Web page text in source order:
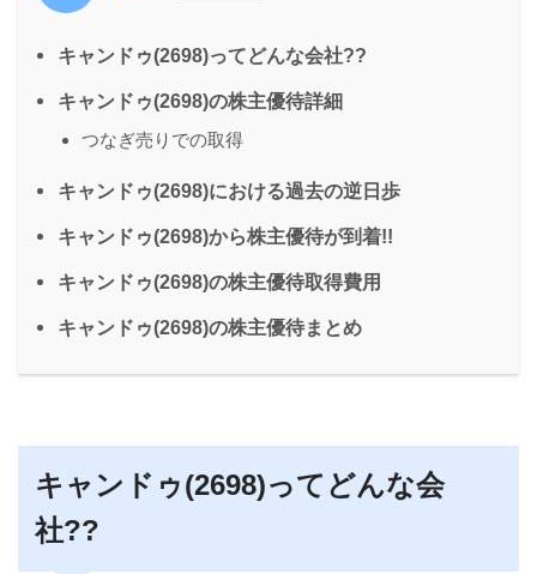
キャンドゥ(2698)ってどんな会社??
キャンドゥ(2698)の株主優待詳細
つなぎ売りでの取得
キャンドゥ(2698)における過去の逆日歩
キャンドゥ(2698)から株主優待が到着!!
キャンドゥ(2698)の株主優待取得費用
キャンドゥ(2698)の株主優待まとめ
キャンドゥ(2698)ってどんな会
社??